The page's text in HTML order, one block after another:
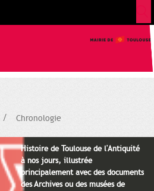
Chronologie
Histoire de Toulouse de l'Antiquité
à nos jours, illustrée
principalement avec des documents
des Archives ou des musées de